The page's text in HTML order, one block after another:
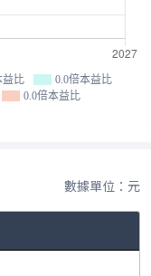
益比
0.0倍本益比
0.0倍本益比
數據單位：元